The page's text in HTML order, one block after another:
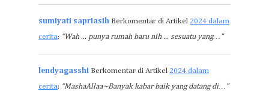
sumiyati sapriasih Berkomentar di Artikel 2024 dalam
cerita: “Wah ... punya rumah baru nih ... sesuatu yang…”
lendyagasshi Berkomentar di Artikel 2024 dalam
cerita: “MashaAllaa~Banyak kabar baik yang datang di…”